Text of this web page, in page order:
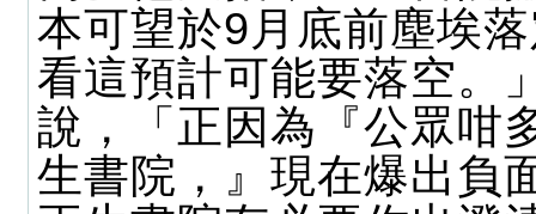
本可望於9月底前塵埃
看這預計可能要落空。
說，「正因為『公眾咁
生書院，』現在爆出負